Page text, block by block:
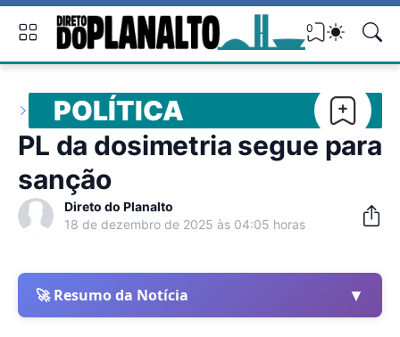
0
POLÍTICA
PL da dosimetria segue para
sanção
Direto do Planalto
18 de dezembro de 2025 às 04:05 horas
🚀 Resumo da Notícia ▼